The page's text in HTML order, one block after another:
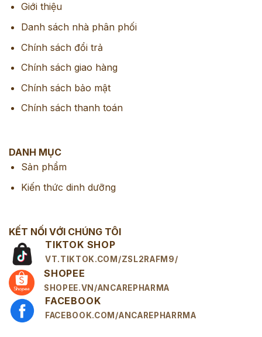
Giới thiệu
Danh sách nhà phân phối
Chính sách đổi trả
Chính sách giao hàng
Chính sách bảo mật
Chính sách thanh toán
DANH MỤC
Sản phẩm
Kiến thức dinh dưỡng
KẾT NỐI VỚI CHÚNG TÔI
TIKTOK SHOP
VT.TIKTOK.COM/ZSL2RAFM9/
SHOPEE
SHOPEE.VN/ANCAREPHARMA
FACEBOOK
FACEBOOK.COM/ANCAREPHARRMA